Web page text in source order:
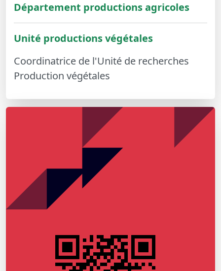
Département productions agricoles
Unité productions végétales
Coordinatrice de l'Unité de recherches
Production végétales